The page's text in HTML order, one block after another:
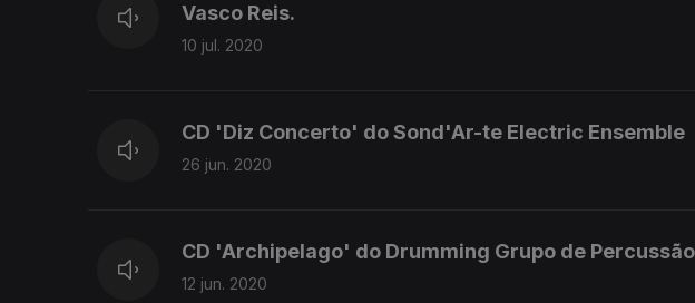
Vasco Reis.
10 jul. 2020
CD 'Diz Concerto' do Sond'Ar-te Electric Ensemble
26 jun. 2020
CD 'Archipelago' do Drumming Grupo de
12 jun. 2020